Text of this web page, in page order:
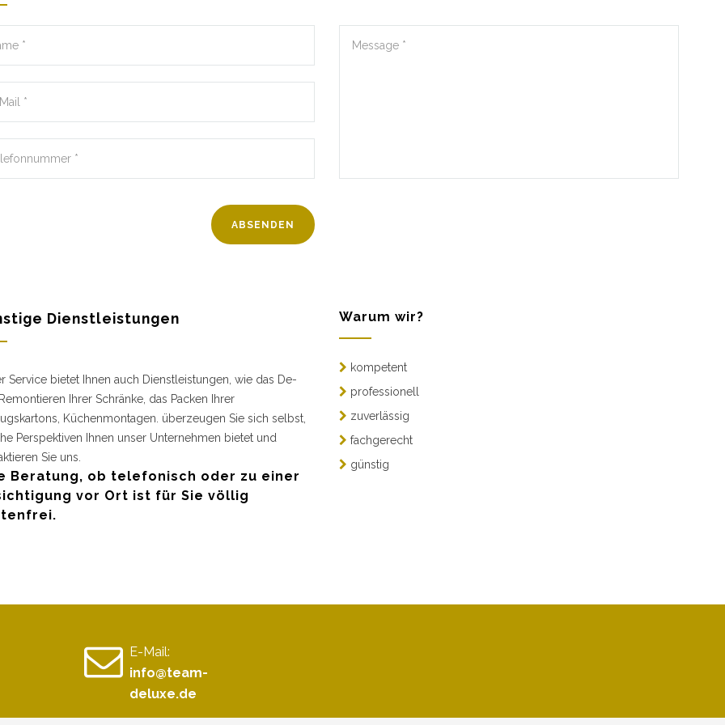
Dienstleistungen
Service bietet Ihnen auch Dienstleistungen, wie das De-
Ihrer Schränke, das Packen Ihrer
Küchenmontagen. überzeugen Sie sich selbst,
Perspektiven Ihnen unser Unternehmen bietet und
Sie uns.
Beratung, ob telefonisch oder zu einer
vor Ort ist für Sie völlig
Warum wir?
kompetent
professionell
zuverlässig
fachgerecht
günstig
E-Mail:
info@team-
deluxe.de